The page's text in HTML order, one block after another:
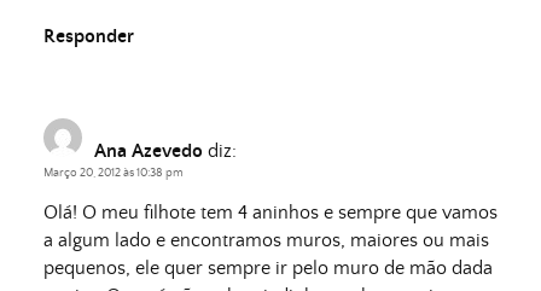
Responder
Ana Azevedo diz:
Março 20, 2012 às 10:38 pm
Olá! O meu filhote tem 4 aninhos e sempre que vamos
a algum lado e encontramos muros, maiores ou mais
pequenos, ele quer sempre ir pelo muro de mão dada